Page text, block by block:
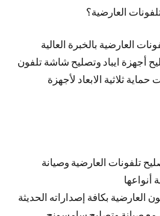
العارضية؟
العارضية بالخبرة العالية
أجهزة ايباد وتصليح شاشة تلفون
ثلاثية الابعاد لأجهزة
تلفونات العارضية وصيانة
أنواعها
العارضية بكافة إصداراته الحديثة